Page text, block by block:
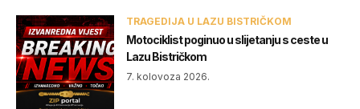
TRAGEDIJA U LAZU BISTRIČKOM
Motociklist poginuo u slijetanju s ceste u
Lazu Bistričkom
7. kolovoza 2026.